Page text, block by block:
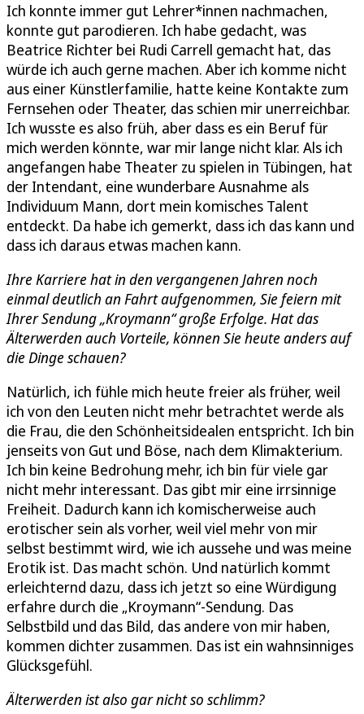
Ich konnte immer gut Lehrer*innen nachmachen,
konnte gut parodieren. Ich habe gedacht, was
Beatrice Richter bei Rudi Carrell gemacht hat, das
würde ich auch gerne machen. Aber ich komme nicht
aus einer Künstlerfamilie, hatte keine Kontakte zum
Fernsehen oder Theater, das schien mir unerreichbar.
Ich wusste es also früh, aber dass es ein Beruf für
mich werden könnte, war mir lange nicht klar. Als ich
angefangen habe Theater zu spielen in Tübingen, hat
der Intendant, eine wunderbare Ausnahme als
Individuum Mann, dort mein komisches Talent
entdeckt. Da habe ich gemerkt, dass ich das kann und
dass ich daraus etwas machen kann.
Ihre Karriere hat in den vergangenen Jahren noch
einmal deutlich an Fahrt aufgenommen, Sie feiern mit
Ihrer Sendung „Kroymann“ große Erfolge. Hat das
Älterwerden auch Vorteile, können Sie heute anders auf
die Dinge schauen?
Natürlich, ich fühle mich heute freier als früher, weil
ich von den Leuten nicht mehr betrachtet werde als
die Frau, die den Schönheitsidealen entspricht. Ich bin
jenseits von Gut und Böse, nach dem Klimakterium.
Ich bin keine Bedrohung mehr, ich bin für viele gar
nicht mehr interessant. Das gibt mir eine irrsinnige
Freiheit. Dadurch kann ich komischerweise auch
erotischer sein als vorher, weil viel mehr von mir
selbst bestimmt wird, wie ich aussehe und was meine
Erotik ist. Das macht schön. Und natürlich kommt
erleichternd dazu, dass ich jetzt so eine Würdigung
erfahre durch die „Kroymann“-Sendung. Das
Selbstbild und das Bild, das andere von mir haben,
kommen dichter zusammen. Das ist ein wahnsinniges
Glücksgefühl.
Älterwerden ist also gar nicht so schlimm?